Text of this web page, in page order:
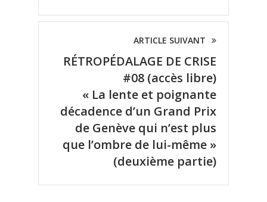
ARTICLE SUIVANT
RÉTROPÉDALAGE DE CRISE
#08 (accès libre)
« La lente et poignante
décadence d’un Grand Prix
de Genève qui n’est plus
que l’ombre de lui-même »
(deuxième partie)